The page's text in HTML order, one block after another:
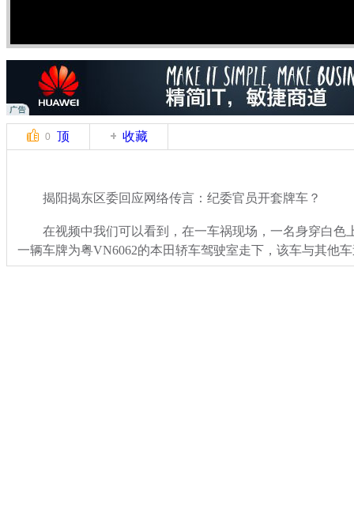
0 顶 收藏
揭阳揭东区委回应网络传言：纪委官员开套牌车？
在视频中我们可以看到，在一车祸现场，一名身穿白色
一辆车牌为粤VN6062的本田轿车驾驶室走下，该车与其他